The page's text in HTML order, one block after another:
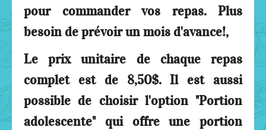
pour commander vos repas. Plus
besoin de prévoir un mois d'avance!,
Le prix unitaire de chaque repas
complet est de 8,50$. Il est aussi
possible de choisir l'option "Portion
adolescente" qui offre une portion